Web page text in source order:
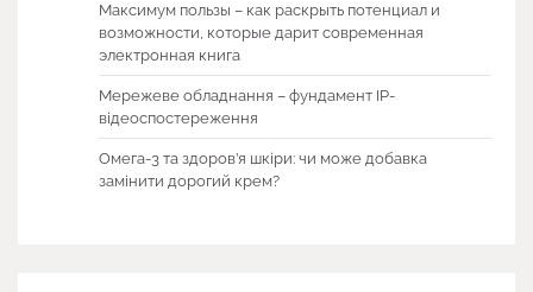
Максимум пользы – как раскрыть потенциал и
возможности, которые дарит современная
электронная книга
Мережеве обладнання – фундамент IP-
відеоспостереження
Омега-3 та здоров’я шкіри: чи може добавка
замінити дорогий крем?